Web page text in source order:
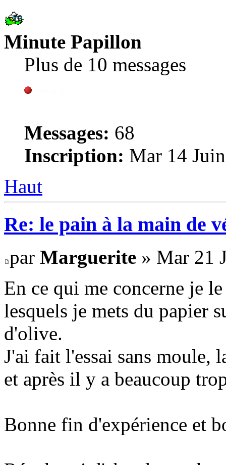
Minute Papillon
Plus de 10 messages
Messages: 68
Inscription: Mar 14
Haut
Re: le pain à la main de
par Marguerite » Mar 21
En ce qui me concerne je
lesquels je mets du papier
d'olive.
J'ai fait l'essai sans moule,
et après il y a beaucoup
Bonne fin d'expérience et